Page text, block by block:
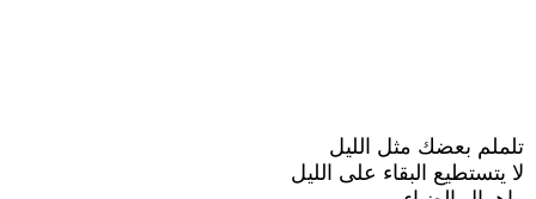
تلملم بعضك مثل الليل
لا يتستطيع البقاء على الليل